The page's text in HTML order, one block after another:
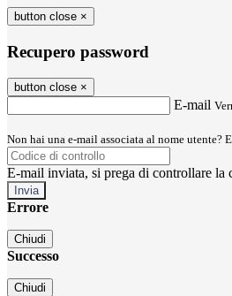
button close ×
Recupero password
button close ×
E-mail
Non hai una e-mail associata al nome utente?
E-mail inviata, si prega di controllare la
Errore
Chiudi
Successo
Chiudi